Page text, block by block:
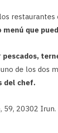
restaurantes
que
pescados,
de los dos
del chef.
59, 20302 Irun.